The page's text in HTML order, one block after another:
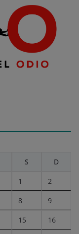
S D
1 2
8 9
15 16